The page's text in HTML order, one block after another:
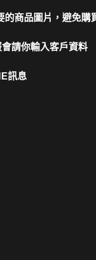
的商品圖片，避免購
請你輸入客戶資料
訊息